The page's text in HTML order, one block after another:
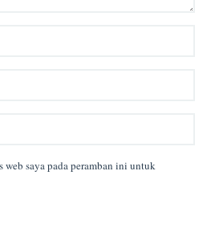
web saya pada peramban ini untuk